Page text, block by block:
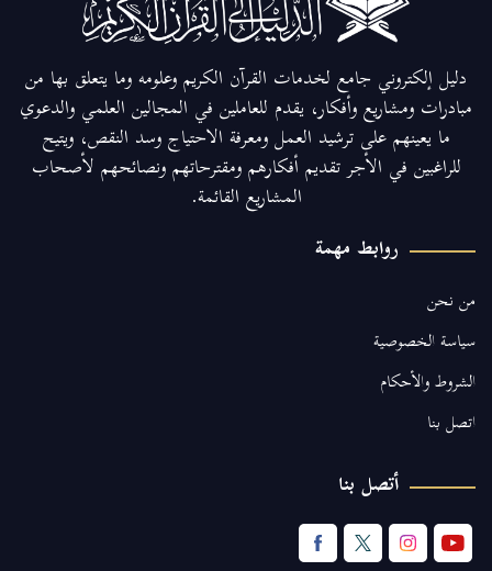
دليل إلكتروني جامع لخدمات القرآن الكريم وعلومه وما يتعلق بها من
مبادرات ومشاريع وأفكار، يقدم للعاملين في المجالين العلمي والدعوي
ما يعينهم على ترشيد العمل ومعرفة الاحتياج وسد النقص، ويتيح
للراغبين في الأجر تقديم أفكارهم ومقترحاتهم ونصائحهم لأصحاب
المشاريع القائمة.
روابط مهمة
من نحن
سياسة الخصوصية
الشروط والأحكام
اتصل بنا
أتصل بنا